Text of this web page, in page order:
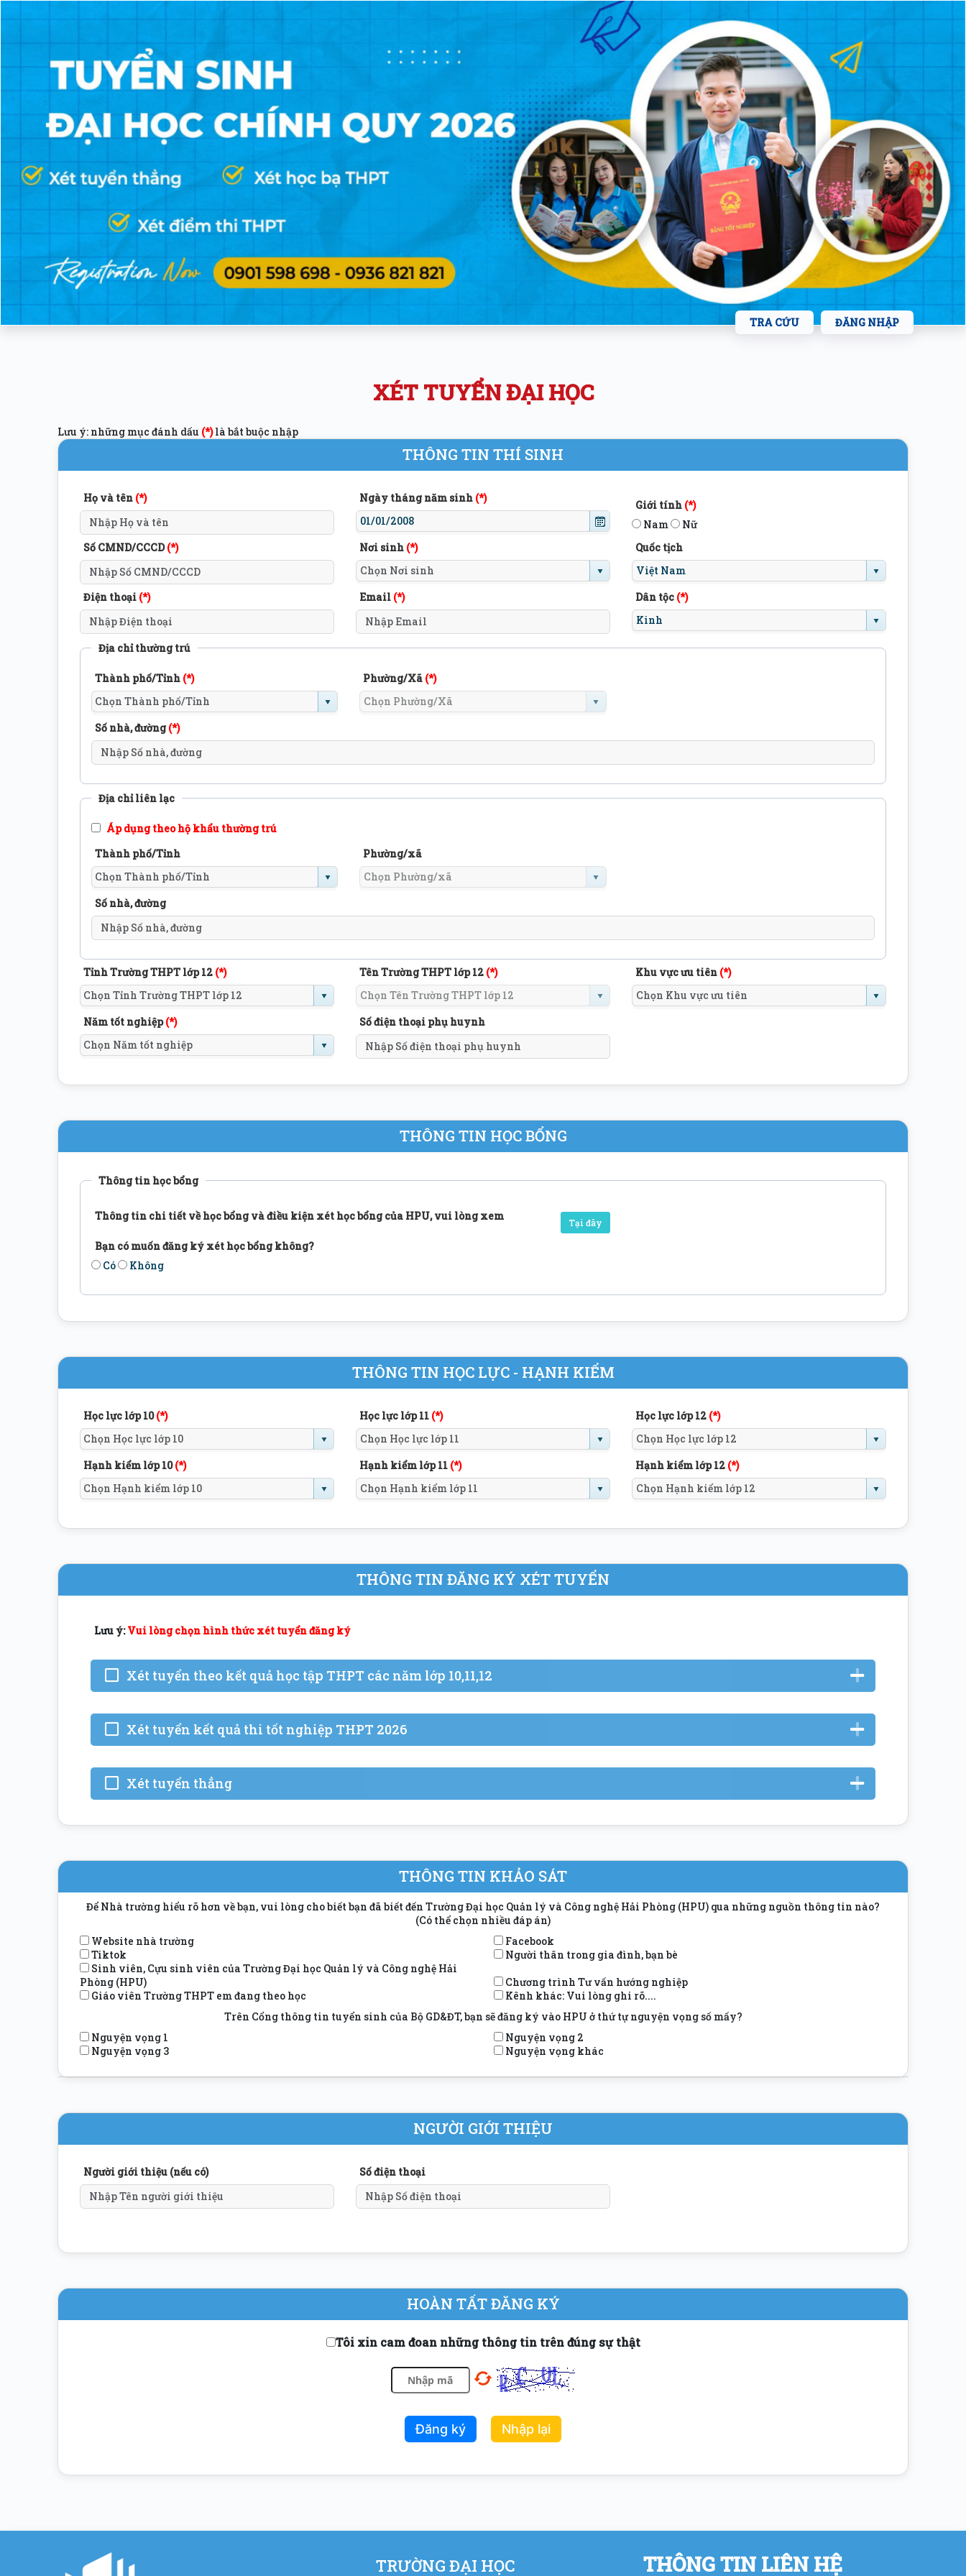
TRA CỨU ĐĂNG NHẬP
XÉT TUYỂN ĐẠI HỌC
Lưu ý: những mục đánh dấu (*)là bắt buộc nhập
THÔNG TIN THÍ SINH
Họ và tên (*) Ngày tháng năm sinh (*)
Giới tính (*)
Nam
Nữ
Số CMND/CCCD(*) Nơi sinh (*) Quốc tịch
Điện thoại (*) Email (*) Dân tộc (*)
Địa chỉ thường trú
Thành phố/Tỉnh (*) Phường/Xã (*)
Số nhà, đường (*)
Địa chỉ liên lạc
Áp dụng theo hộ khẩu thường trú
Thành phố/Tỉnh
Phường/xã
Số nhà, đường
Tỉnh Trường THPT lớp 12 (*) Tên Trường THPT lớp 12 (*) Khu vực ưu tiên (*)
Năm tốt nghiệp(*) Số điện thoại phụ huynh
THÔNG TIN HỌC BỔNG
Thông tin học bổng
Thông tin chi tiết về học bổng và điều kiện xét học bổng của HPU, vui lòng xem Tại đây
Bạn có muốn đăng ký xét học bổng không?
Có
Không
THÔNG TIN HỌC LỰC - HẠNH KIỂM
Học lực lớp 10(*) Học lực lớp 11 (*) Học lực lớp 12 (*)
Hạnh kiểm lớp 10(*) Hạnh kiểm lớp 11 (*) Hạnh kiểm lớp 12 (*)
THÔNG TIN ĐĂNG KÝ XÉT TUYỂN
Lưu ý: Vui lòng chọn hình thức xét tuyểnđăng ký
Xét tuyển theo kết quả học tập THPT các năm lớp 10,11,12
Xét tuyển kết quả thi tốt nghiệp THPT 2026
Xét tuyển thẳng
THÔNG TIN KHẢO SÁT
Để Nhà trường hiểu rõ hơn về bạn, vui lòng cho biết bạn đã biết đến Trường Đại học Quản lý và Công nghệ Hải Phòng (HPU) qua những nguồn thông tin nào?
(Có thể chọn nhiều đáp án)
Website nhà trường
Facebook
Tiktok
Người thân trong gia đình, bạn bè
Sinh viên, Cựu sinh viên của Trường Đại học Quản lý và Công nghệ Hải
Phòng (HPU)
Chương trình Tư vấn hướng nghiệp
Giáo viên Trường THPT em đang theo học
Kênh khác: Vui lòng ghi rõ....
Trên Cổng thông tin tuyển sinh của Bộ GD&ĐT, bạn sẽ đăng ký vào HPU ở thứ tự nguyện vọng số mấy?
Nguyện vọng 1
Nguyện vọng 2
Nguyện vọng 3
Nguyện vọng khác
NGƯỜI GIỚI THIỆU
Người giới thiệu (nếu có) Số điện thoại
HOÀN TẤT ĐĂNG KÝ
Tôi xin cam đoan những thông tin trên đúng sự thật
Đăng ký Nhập lại
TRƯỜNG ĐẠI HỌC THÔNG TIN LIÊN HỆ